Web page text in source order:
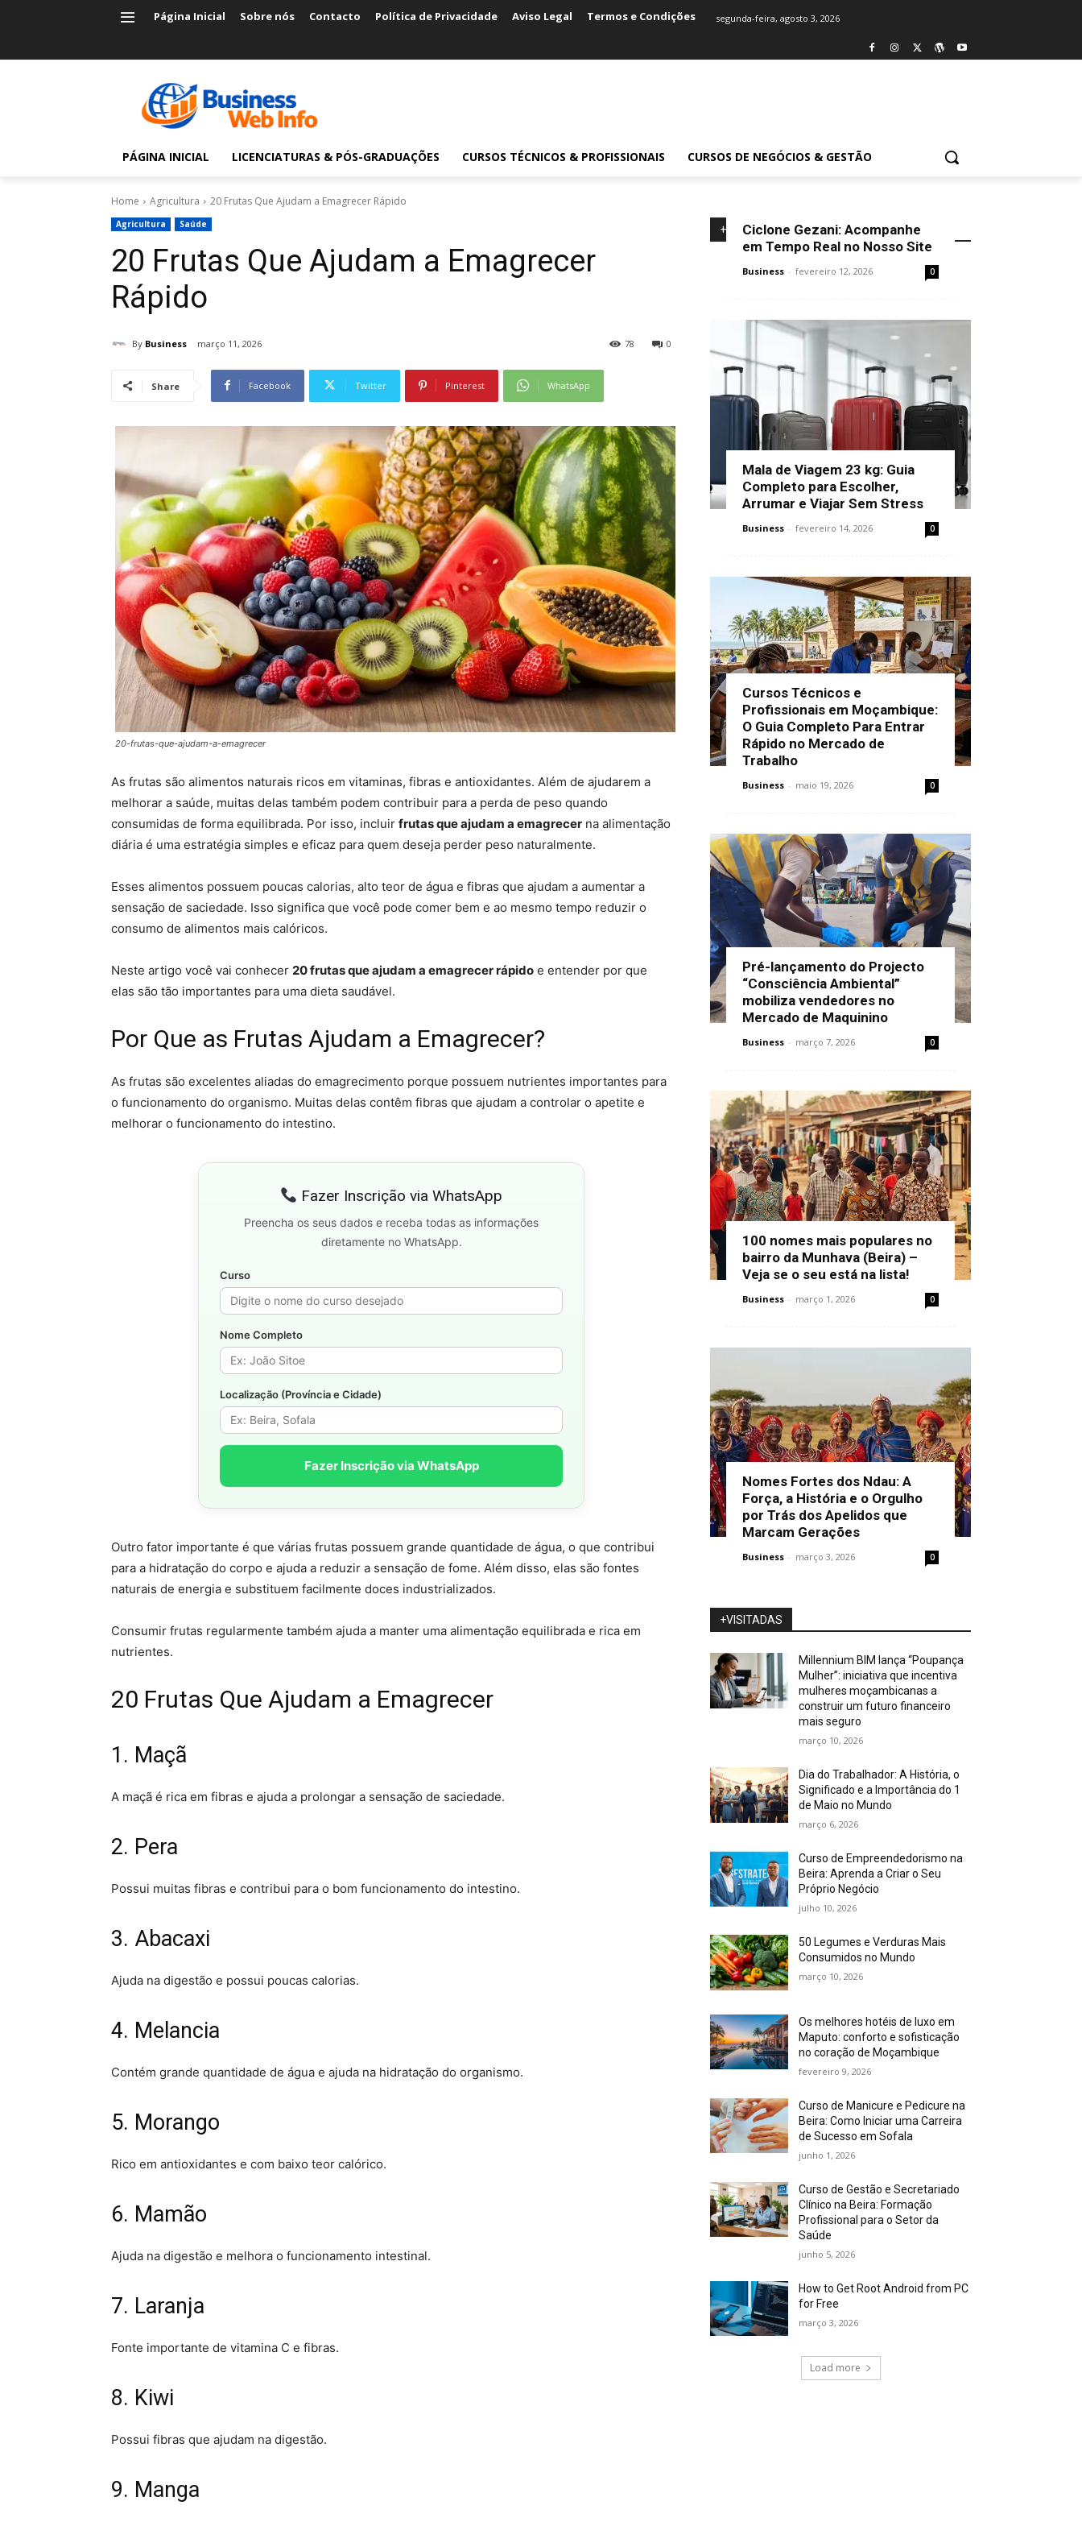
Página Inicial Sobre nós Contacto Política de Privacidade Aviso Legal Termos e Condições segunda-feira, agosto 3, 2026
PÁGINA INICIAL LICENCIATURAS & PÓS-GRADUAÇÕES CURSOS TÉCNICOS & PROFISSIONAIS CURSOS DE NEGÓCIOS & GESTÃO
Home Agricultura 20 Frutas Que Ajudam a Emagrecer Rápido
Agricultura Saúde
20 Frutas Que Ajudam a Emagrecer
Rápido
By Business março 11, 2026 0
78
Share Facebook Twitter Pinterest WhatsApp
20-frutas-que-ajudam-a-emagrecer
As frutas são alimentos naturais ricos em vitaminas, fibras e antioxidantes. Além de ajudarem a
melhorar a saúde, muitas delas também podem contribuir para a perda de peso quando
consumidas de forma equilibrada. Por isso, incluir frutas que ajudam a emagrecer na alimentação
diária é uma estratégia simples e eficaz para quem deseja perder peso naturalmente.
Esses alimentos possuem poucas calorias, alto teor de água e fibras que ajudam a aumentar a
sensação de saciedade. Isso significa que você pode comer bem e ao mesmo tempo reduzir o
consumo de alimentos mais calóricos.
Neste artigo você vai conhecer 20 frutas que ajudam a emagrecer rápido e entender por que
elas são tão importantes para uma dieta saudável.
Por Que as Frutas Ajudam a Emagrecer?
As frutas são excelentes aliadas do emagrecimento porque possuem nutrientes importantes para
o funcionamento do organismo. Muitas delas contêm fibras que ajudam a controlar o apetite e
melhorar o funcionamento do intestino.
Fazer Inscrição via WhatsApp
Preencha os seus dados e receba todas as informações
diretamente no WhatsApp.
Curso
Nome Completo
Localização (Província e Cidade)
Fazer Inscrição via WhatsApp
Outro fator importante é que várias frutas possuem grande quantidade de água, o que contribui
para a hidratação do corpo e ajuda a reduzir a sensação de fome. Além disso, elas são fontes
naturais de energia e substituem facilmente doces industrializados.
Consumir frutas regularmente também ajuda a manter uma alimentação equilibrada e rica em
nutrientes.
20 Frutas Que Ajudam a Emagrecer
1. Maçã
A maçã é rica em fibras e ajuda a prolongar a sensação de saciedade.
2. Pera
Possui muitas fibras e contribui para o bom funcionamento do intestino.
3. Abacaxi
Ajuda na digestão e possui poucas calorias.
4. Melancia
Contém grande quantidade de água e ajuda na hidratação do organismo.
5. Morango
Rico em antioxidantes e com baixo teor calórico.
6. Mamão
Ajuda na digestão e melhora o funcionamento intestinal.
7. Laranja
Fonte importante de vitamina C e fibras.
8. Kiwi
Possui fibras que ajudam na digestão.
9. Manga
+NOVIDADES
Ciclone Gezani: Acompanhe
em Tempo Real no Nosso Site
Business - fevereiro 12, 2026 0
Mala de Viagem 23 kg: Guia
Completo para Escolher,
Arrumar e Viajar Sem Stress
Business - fevereiro 14, 2026 0
Cursos Técnicos e
Profissionais em Moçambique:
O Guia Completo Para Entrar
Rápido no Mercado de
Trabalho
Business - maio 19, 2026 0
Pré-lançamento do Projecto
“Consciência Ambiental”
mobiliza vendedores no
Mercado de Maquinino
Business - março 7, 2026 0
100 nomes mais populares no
bairro da Munhava (Beira) –
Veja se o seu está na lista!
Business - março 1, 2026 0
Nomes Fortes dos Ndau: A
Força, a História e o Orgulho
por Trás dos Apelidos que
Marcam Gerações
Business - março 3, 2026 0
+VISITADAS
Millennium BIM lança “Poupança
Mulher”: iniciativa que incentiva
mulheres moçambicanas a
construir um futuro financeiro
mais seguro
março 10, 2026
Dia do Trabalhador: A História, o
Significado e a Importância do 1
de Maio no Mundo
março 6, 2026
Curso de Empreendedorismo na
Beira: Aprenda a Criar o Seu
Próprio Negócio
julho 10, 2026
50 Legumes e Verduras Mais
Consumidos no Mundo
março 10, 2026
Os melhores hotéis de luxo em
Maputo: conforto e sofisticação
no coração de Moçambique
fevereiro 9, 2026
Curso de Manicure e Pedicure na
Beira: Como Iniciar uma Carreira
de Sucesso em Sofala
junho 1, 2026
Curso de Gestão e Secretariado
Clínico na Beira: Formação
Profissional para o Setor da
Saúde
junho 5, 2026
How to Get Root Android from PC
for Free
março 3, 2026
Load more